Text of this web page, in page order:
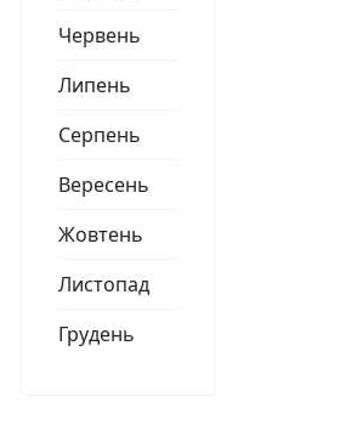
Червень
Липень
Серпень
Вересень
Жовтень
Листопад
Грудень